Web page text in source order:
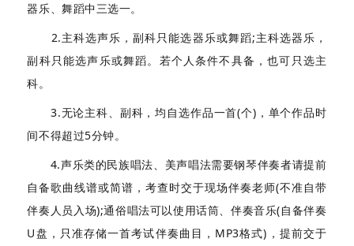
器乐、舞蹈中三选一。
2.主科选声乐，副科只能选器乐或舞蹈;主科选器乐，
副科只能选声乐或舞蹈。若个人条件不具备，也可只选主
科。
3.无论主科、副科，均自选作品一首(个)，单个作品时
间不得超过5分钟。
4.声乐类的民族唱法、美声唱法需要钢琴伴奏者请提前
自备歌曲线谱或简谱，考查时交于现场伴奏老师(不准自带
伴奏人员入场);通俗唱法可以使用话筒、伴奏音乐(自备伴奏
U盘，只准存储一首考试伴奏曲目，MP3格式)，提前交于